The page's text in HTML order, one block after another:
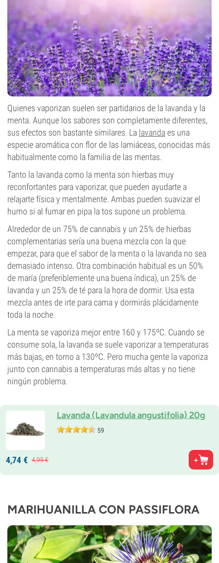
Quienes vaporizan suelen ser partidarios de la lavanda y la
menta. Aunque los sabores son completamente diferentes,
sus efectos son bastante similares. La lavandaes una
especie aromática con flor de las lamiáceas, conocidas más
habitualmente como la familia de las mentas.
Tanto la lavanda como la menta son hierbas muy
reconfortantes para vaporizar, que pueden ayudarte a
relajarte física y mentalmente. Ambas pueden suavizar el
humo si al fumar en pipa la tos supone un problema.
Alrededor de un 75% de cannabis y un 25% de hierbas
complementarias sería una buena mezcla con la que
empezar, para que el sabor de la menta o la lavanda no sea
demasiado intenso. Otra combinación habitual es un 50%
de maría (preferiblemente una buena índica), un 25% de
lavanda y un 25% de té para la hora de dormir. Usa esta
mezcla antes de irte para cama y dormirás plácidamente
toda la noche.
La menta se vaporiza mejor entre 160 y 175ºC. Cuando se
consume sola, la lavanda se suele vaporizar a temperaturas
más bajas, en torno a 130ºC. Pero mucha gente la vaporiza
junto con cannabis a temperaturas más altas y no tiene
ningún problema.
Lavanda (Lavandula angustifolia) 20g
59
4,74 € 4,99€
MARIHUANILLA CON PASSIFLORA